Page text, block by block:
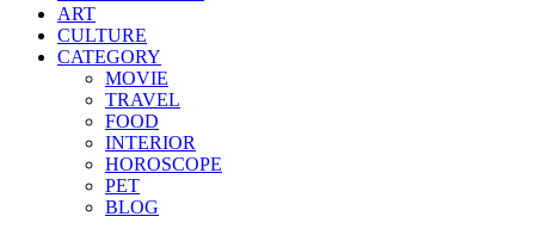
ART
CULTURE
CATEGORY
MOVIE
TRAVEL
FOOD
INTERIOR
HOROSCOPE
PET
BLOG